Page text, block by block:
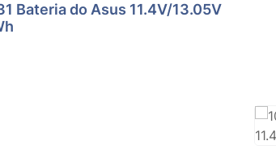
Bateria do Asus 11.4V/13.05V